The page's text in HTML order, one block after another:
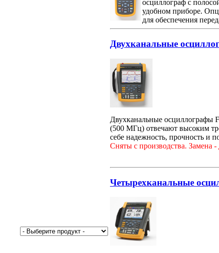
осциллограф с
удобном приборе.
для обеспечения
Двухканальные
Двухканальные осциллографы
(500 МГц) отвечают высоким
себе надежность, прочность и
Сняты с производства. Замена
Четырехканальные